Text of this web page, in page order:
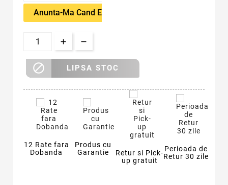
Anunta-Ma Cand Este Disponibil
 LIPSA STOC
12 Rate fara
Dobanda
Produs cu
Garantie
Retur si Pick-
up gratuit
Perioada de
Retur 30 zile